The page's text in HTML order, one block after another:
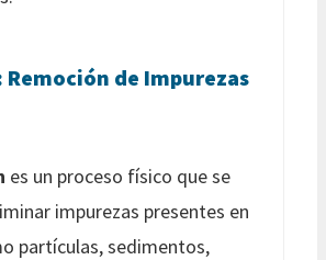
de Impurezas
es un proceso físico que se
impurezas presentes en
partículas, sedimentos,